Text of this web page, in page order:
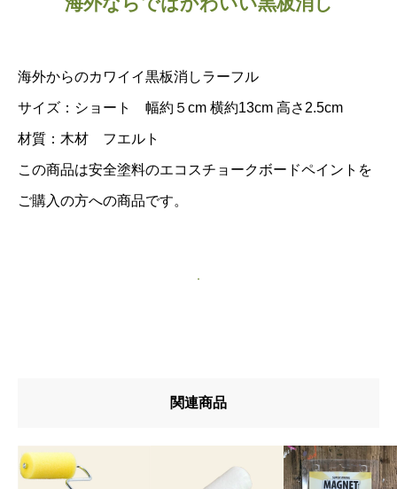
海外からのカワイイ黒板消しラーフル
サイズ：ショート 幅約５cm 横約13cm 高さ2.5cm
材質：木材 フエルト
この商品は安全塗料のエコスチョークボードペイントを
ご購入の方への商品です。
商品説明トップに戻る
関連商品